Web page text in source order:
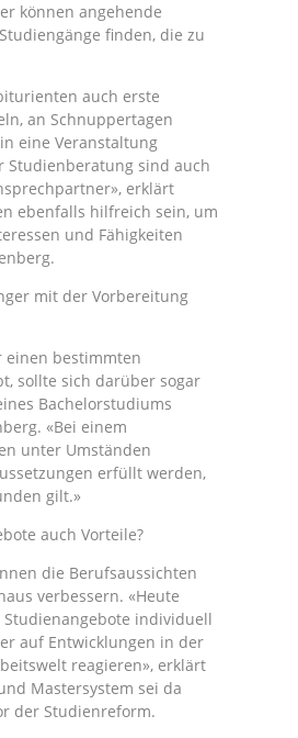
können angehende
finden, die zu
auch erste
an Schnuppertagen
eine Veranstaltung
Studienberatung sind auch
erklärt
ebenfalls hilfreich sein, um
und Fähigkeiten
mit der Vorbereitung
einen bestimmten
sollte sich darüber sogar
Bachelorstudiums
«Bei einem
unter Umständen
erfüllt werden,
gilt.»
auch Vorteile?
die Berufsaussichten
verbessern. «Heute
individuell
auf Entwicklungen in der
reagieren», erklärt
Mastersystem sei da
der Studienreform.